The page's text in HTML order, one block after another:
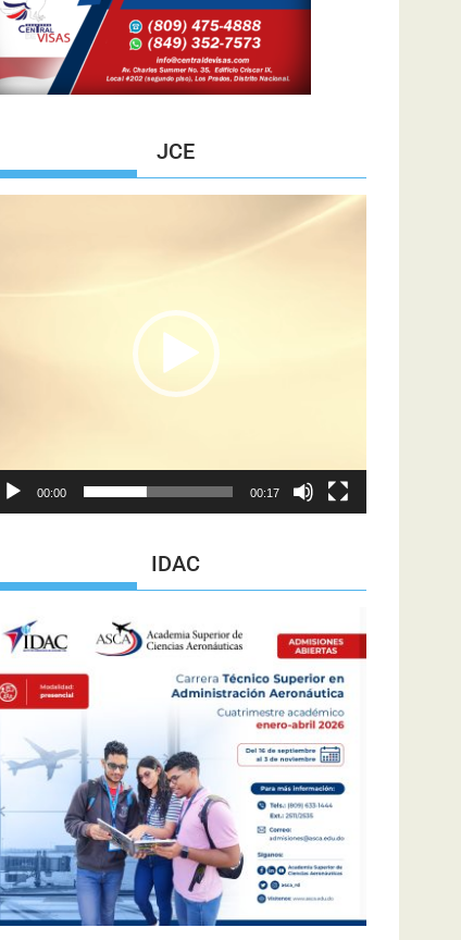
JCE
00:00 00:17
IDAC